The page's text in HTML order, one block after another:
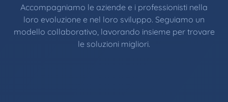
Accompagniamo le aziende e i professionisti nella
loro evoluzione e nel loro sviluppo. Seguiamo un
modello collaborativo, lavorando insieme per trovare
le soluzioni migliori.